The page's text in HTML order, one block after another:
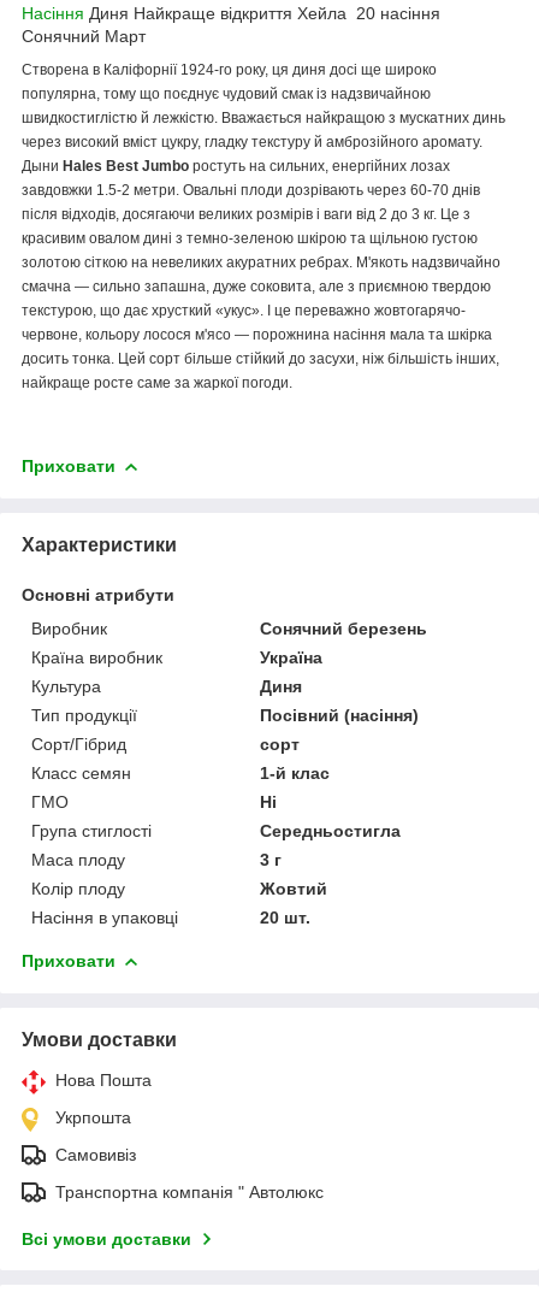
Насіння Диня Найкраще відкриття Хейла 20 насіння
Сонячний Март
Створена в Каліфорнії 1924-го року, ця диня досі ще широко
популярна, тому що поєднує чудовий смак із надзвичайною
швидкостиглістю й лежкістю. Вважається найкращою з мускатних динь
через високий вміст цукру, гладку текстуру й амброзійного аромату.
Дыни Hales Best Jumbo ростуть на сильних, енергійних лозах
завдовжки 1.5-2 метри. Овальні плоди дозрівають через 60-70 днів
після відходів, досягаючи великих розмірів і ваги від 2 до 3 кг. Це з
красивим овалом дині з темно-зеленою шкірою та щільною густою
золотою сіткою на невеликих акуратних ребрах. М'якоть надзвичайно
смачна — сильно запашна, дуже соковита, але з приємною твердою
текстурою, що дає хрусткий «укус». І це переважно жовтогарячо-
червоне, кольору лосося м'ясо — порожнина насіння мала та шкірка
досить тонка. Цей сорт більше стійкий до засухи, ніж більшість інших,
найкраще росте саме за жаркої погоди.
Приховати
Характеристики
Основні атрибути
Виробник
Сонячний березень
Країна виробник
Україна
Культура
Диня
Тип продукції
Посівний (насіння)
Сорт/Гібрид
сорт
Класс семян
1-й клас
ГМО
Ні
Група стиглості
Середньостигла
Маса плоду
3 г
Колір плоду
Жовтий
Насіння в упаковці
20 шт.
Приховати
Умови доставки
Нова Пошта
Укрпошта
Самовивіз
Транспортна компанія " Автолюкс
Всі умови доставки